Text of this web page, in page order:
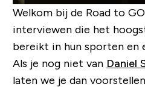
Welkom bij de Road to
interviewen die het
bereikt in hun sporten en
Als je nog niet van Daniel
laten we je dan